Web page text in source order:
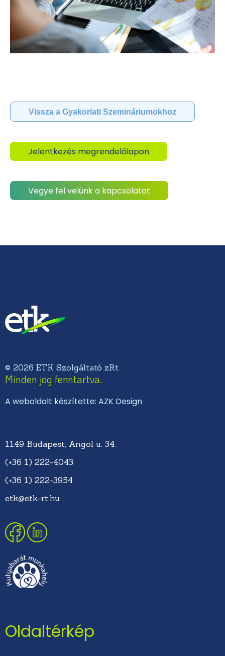
Vissza a Gyakorlati Szemináriumokhoz
Jelentkezés megrendelőlapon
Vegye fel velünk a kapcsolatot
© 2026 ETK Szolgáltató zRt.
Minden jog fenntartva.
A weboldalt készítette: AZK Design
1149 Budapest, Angol u. 34.
(+36 1) 222-4043
(+36 1) 222-3954
etk@etk-rt.hu
Oldaltérkép